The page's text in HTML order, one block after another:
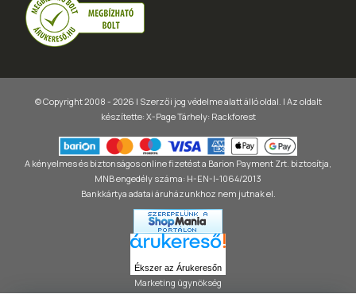
© Copyright 2008 - 2026 | Szerzői jog védelme alatt álló oldal. | Az oldalt
készítette: X-PageTárhely: Rackforest
A kényelmes és biztonságos online fizetést a Barion Payment Zrt. biztosítja,
MNB engedély száma: H-EN-I-1064/2013
Bankkártya adatai áruházunkhoz nem jutnak el.
Ékszer az Árukeresőn
Marketing ügynökség